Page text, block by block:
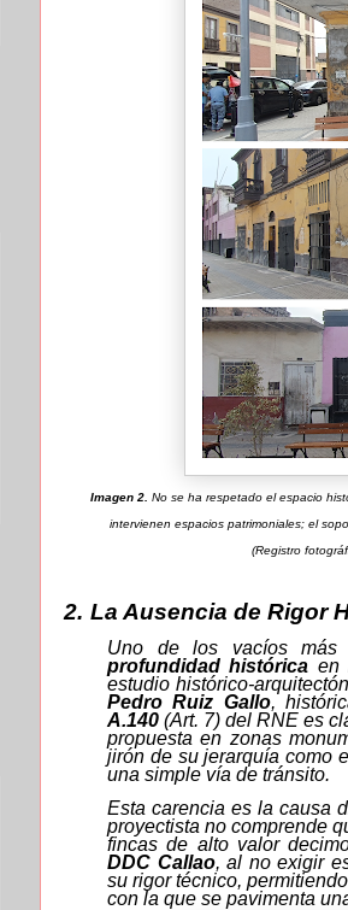
Imagen 2. No se ha respetado el espacio
intervienen espacios patrimoniales; el
(Registro
2. La Ausencia de Rigor
Uno de los vacíos más
profundidad histórica en
estudio histórico-
Pedro Ruiz Gallo,
A.140 (Art. 7) del RNE es
propuesta en zonas
jirón de su jerarquía como
una simple vía de tránsito.
Esta carencia es la causa
proyectista no comprende
fincas de alto valor
DDC Callao, al no exigir
su rigor técnico,
con la que se pavimenta